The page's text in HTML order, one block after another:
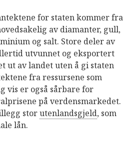
for staten kommer fra
av diamanter, gull,
og salt. Store deler av
utvunnet og eksportert
ut av landet uten å gi staten
fra ressursene som
vis er også sårbare for
på verdensmarkedet.
storutenlandsgjeld, som
lån.